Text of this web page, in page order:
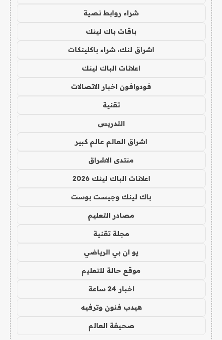
شراء روابط نصية
باقات باك لينك
اشراق لنك، شراء باكلينكات
اعلانات الباك لينك
فودوافون اخبار الاتصالات
تقنية
التدريس
اشراق العالم عالم كبير
منتدى الاشراق
اعلانات الباك لينك 2026
باك لينك وجيست بوست
مصادر التعليم
مجلة تقنية
يو ان بي الرياضي
موقع حالة للتعليم
اخبار 24 ساعة
هيدب فنون وترفيه
صحيفة العالم